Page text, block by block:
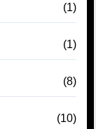
(1)
(1)
(8)
(10)